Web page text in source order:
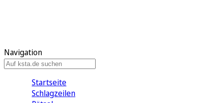
Navigation
Startseite
Schlagzeilen